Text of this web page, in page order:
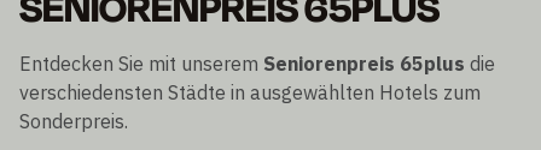
Entdecken Sie mit unserem Seniorenpreis 65plus die
verschiedensten Städte in ausgewählten Hotels zum
Sonderpreis.